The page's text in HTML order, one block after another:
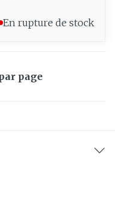
En rupture de stock
page